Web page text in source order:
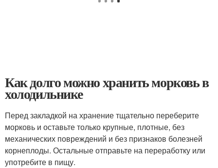
Как долго можно хранить морковь в
холодильнике
Перед закладкой на хранение тщательно переберите
морковь и оставьте только крупные, плотные, без
механических повреждений и без признаков болезней
корнеплоды. Остальные отправьте на переработку или
употребите в пищу.